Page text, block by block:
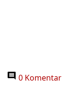
0 Komentar